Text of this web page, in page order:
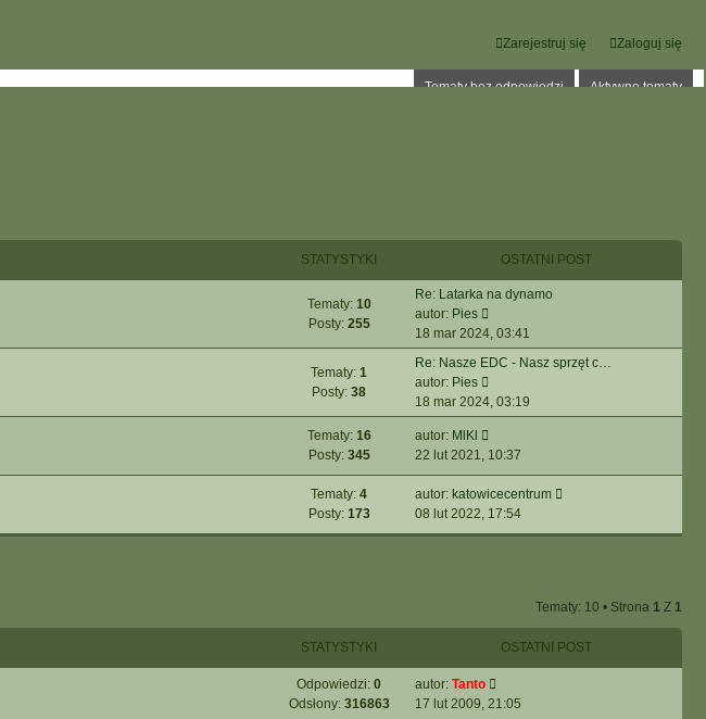
Zaloguj się
Zarejestruj się
Tematy bez odpowiedzi Aktywne tematy
STATYSTYKI OSTATNI POST
Tematy: 10
Posty: 255
Re: Latarka na dynamo
autor: Pies
y
ś
w
e
l
a
j
y
o
s
t
18 mar 2024, 03:41
Tematy: 1
Posty: 38
Re: Nasze EDC - Nasz sprzęt c…
autor: Pies
y
ś
i
e
t
l
n
18 mar 2024, 03:19
Tematy: 16
Posty: 345
autor: MlKl
y
ś
w
i
e
j
o
w
s
22 lut 2021, 10:37
Tematy: 4
Posty: 173
autor: katowicecentrum
ś
t
l
n
a
08 lut 2022, 17:54
Tematy: 10 • Strona 1 Z 1
STATYSTYKI OSTATNI POST
Odpowiedzi: 0
Odsłony: 316863
autor: Tanto
17 lut 2009, 21:05